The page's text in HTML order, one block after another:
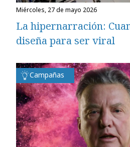
miércoles, 27 de mayo 2026
La hipernarración:
diseña para ser viral
Campañas